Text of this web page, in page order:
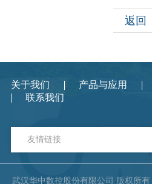
返回
关于我们 产品与应用
联系我们
友情链接
武汉华中数控股份有限公司 版权所有